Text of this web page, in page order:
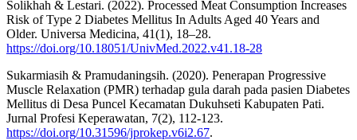
Solikhah & Lestari. (2022). Processed Meat Consumption Increases
Risk of Type 2 Diabetes Mellitus In Adults Aged 40 Years and
Older. Universa Medicina, 41(1), 18–28.
https://doi.org/10.18051/UnivMed.2022.v41.18-28⁠
Sukarmiasih & Pramudaningsih. (2020). Penerapan Progressive
Muscle Relaxation (PMR) terhadap gula darah pada pasien Diabetes
Mellitus di Desa Puncel Kecamatan Dukuhseti Kabupaten Pati.
Jurnal Profesi Keperawatan, 7(2), 112-123.
https://doi.org/10.31596/jprokep.v6i2.67.